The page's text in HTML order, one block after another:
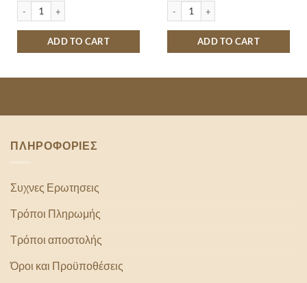
UNIVERSAL CORNED BEEF 340GR quantity
ADD TO CART
ΠΙΠΕΡΙΕΣ ΚΙΤΡΙΝΕΣ ΨΗΤΕΣ
ADD TO CART
ΠΛΗΡΟΦΟΡΙΕΣ
Συχνες Ερωτησεις
Τρόποι Πληρωμής
Τρόποι αποστολής
Όροι και Προϋποθέσεις